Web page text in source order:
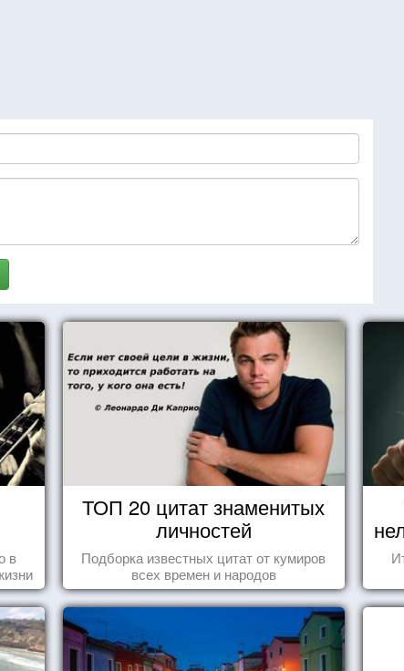
в
ТОП 20 цитат знаменитых
личностей
Подборка известных цитат от кумиров
всех времен и народов